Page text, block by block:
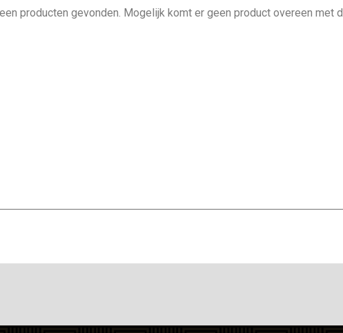
producten gevonden. Mogelijk komt er geen product overeen met